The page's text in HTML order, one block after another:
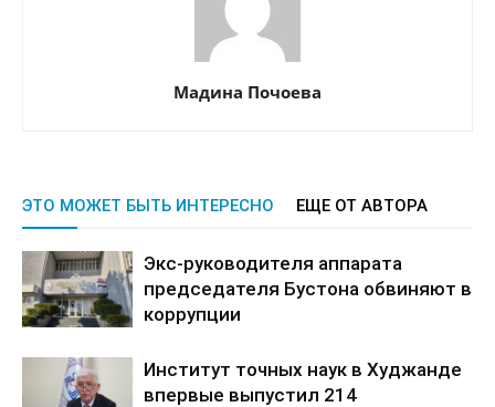
Мадина Почоева
ЭТО МОЖЕТ БЫТЬ ИНТЕРЕСНО ЕЩЕ ОТ АВТОРА
Экс-руководителя аппарата
председателя Бустона обвиняют в
коррупции
Институт точных наук в Худжанде
впервые выпустил 214